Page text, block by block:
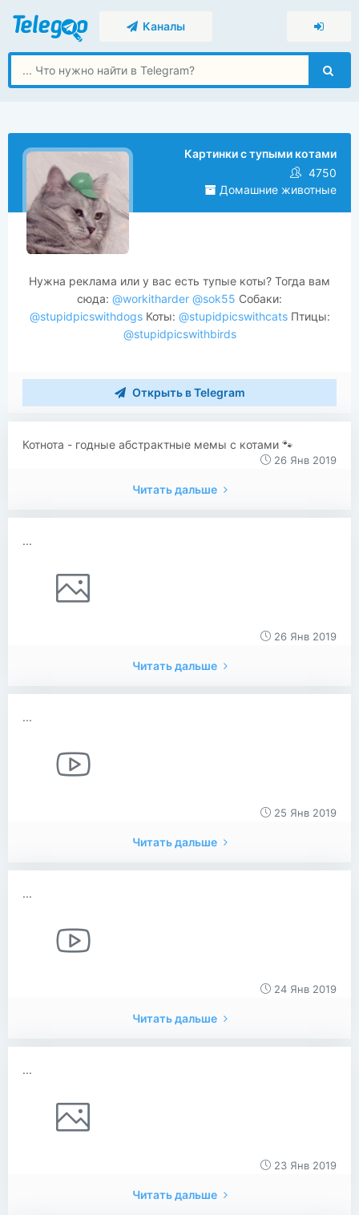
Каналы
Картинки с тупыми котами
4750
Домашние животные
Нужна реклама или у вас есть тупые коты? Тогда вам
сюда: @workitharder @sok55 Собаки:
@stupidpicswithdogsКоты: @stupidpicswithcatsПтицы:
@stupidpicswithbirds
Открыть в Telegram
​​Котнота - годные абстрактные мемы с котами 🐾
26 Янв 2019
Читать дальше
...
26 Янв 2019
Читать дальше
...
25 Янв 2019
Читать дальше
...
24 Янв 2019
Читать дальше
...
23 Янв 2019
Читать дальше